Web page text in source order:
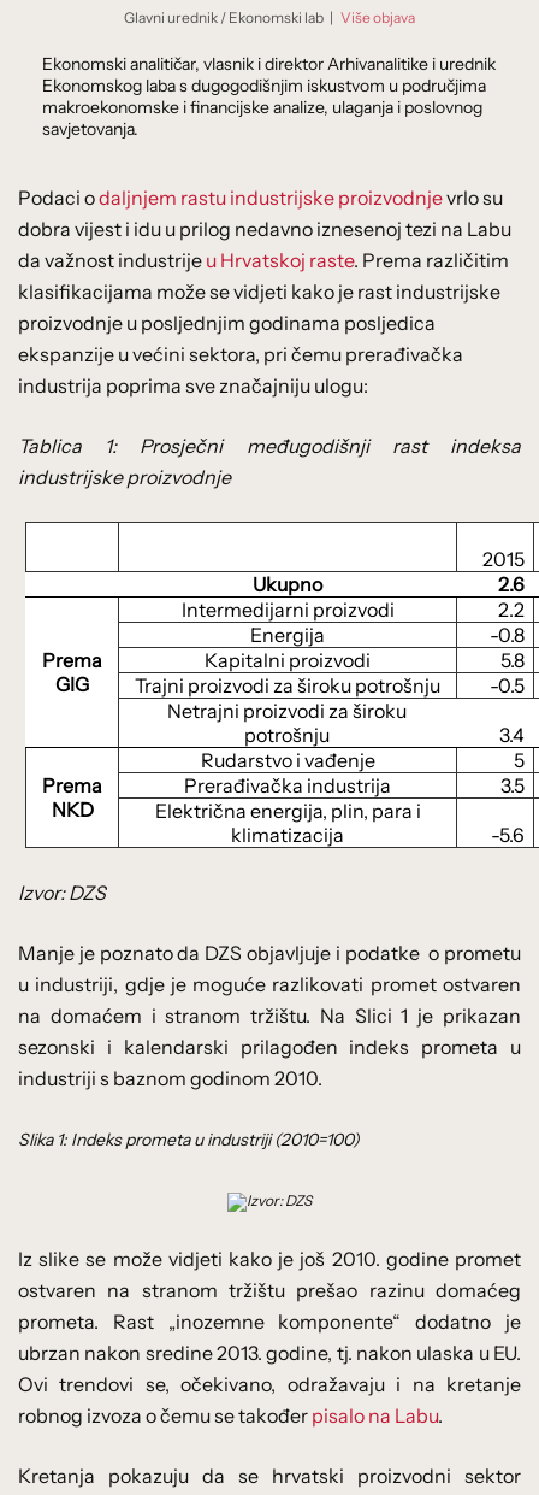
Glavni urednik / Ekonomski lab | Više objava
Ekonomski analitičar, vlasnik i direktor Arhivanalitike i urednik
Ekonomskog laba s dugogodišnjim iskustvom u područjima
makroekonomske i financijske analize, ulaganja i poslovnog
savjetovanja.
Podaci odaljnjem rastu industrijske proizvodnjevrlo su
dobra vijest i idu u prilog nedavno iznesenoj tezi na Labu
da važnost industrije u Hrvatskoj raste. Prema različitim
klasifikacijama može se vidjeti kako je rast industrijske
proizvodnje u posljednjim godinama posljedica
ekspanzije u većini sektora, pri čemu prerađivačka
industrija poprima sve značajniju ulogu:
Tablica 1: Prosječni međugodišnji rast indeksa
industrijske proizvodnje
2015
Ukupno
2.6
Prema
GIG
Intermedijarni proizvodi
2.2
Energija
-0.8
Kapitalni proizvodi
5.8
Trajni proizvodi za široku potrošnju
-0.5
Netrajni proizvodi za široku
potrošnju
3.4
Prema
NKD
Rudarstvo i vađenje
5
Prerađivačka industrija
3.5
Električna energija, plin, para i
klimatizacija
-5.6
Izvor: DZS
Manje je poznato da DZS objavljuje i podatke o prometu
u industriji, gdje je moguće razlikovati promet ostvaren
na domaćem i stranom tržištu. Na Slici 1 je prikazan
sezonski i kalendarski prilagođen indeks prometa u
industriji s baznom godinom 2010.
Slika 1: Indeks prometa u industriji (2010=100)
Izvor: DZS
Iz slike se može vidjeti kako je još 2010. godine promet
ostvaren na stranom tržištu prešao razinu domaćeg
prometa. Rast „inozemne komponente“ dodatno je
ubrzan nakon sredine 2013. godine, tj. nakon ulaska u EU.
Ovi trendovi se, očekivano, odražavaju i na kretanje
robnog izvoza o čemu se također pisalo na Labu.
Kretanja pokazuju da se hrvatski proizvodni sektor